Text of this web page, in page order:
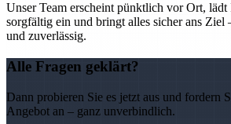
Unser Team erscheint pünktlich vor Ort, lädt
sorgfältig ein und bringt alles sicher ans Ziel
und zuverlässig.
Alle Fragen geklärt?
Dann probieren Sie es jetzt aus und fordern
Angebot an – ganz unverbindlich.